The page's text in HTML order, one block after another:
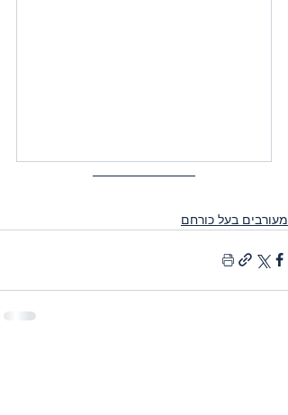
מעורבים בעל כורחם